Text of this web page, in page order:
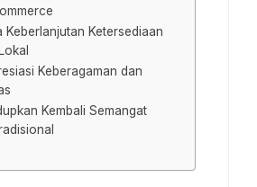
Keberlanjutan Ketersediaan
Keberagaman dan
Kembali Semangat